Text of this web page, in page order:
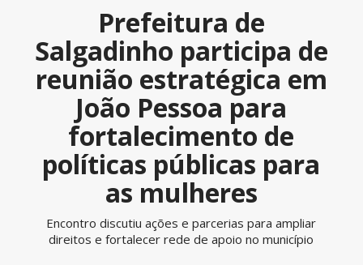
Prefeitura de
Salgadinho participa de
reunião estratégica em
João Pessoa para
fortalecimento de
políticas públicas para
as mulheres
Encontro discutiu ações e parcerias para ampliar
direitos e fortalecer rede de apoio no município